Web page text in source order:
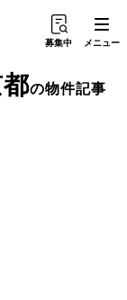
募集中 メニュー
の物件記事